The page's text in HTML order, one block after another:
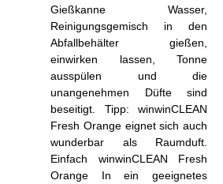
Gießkanne Wasser,
Reinigungsgemisch in den
Abfallbehälter gießen,
einwirken lassen, Tonne
ausspülen und die
unangenehmen Düfte sind
beseitigt. Tipp: winwinCLEAN
Fresh Orange eignet sich auch
wunderbar als Raumduft.
Einfach winwinCLEAN Fresh
Orange In ein geeignetes